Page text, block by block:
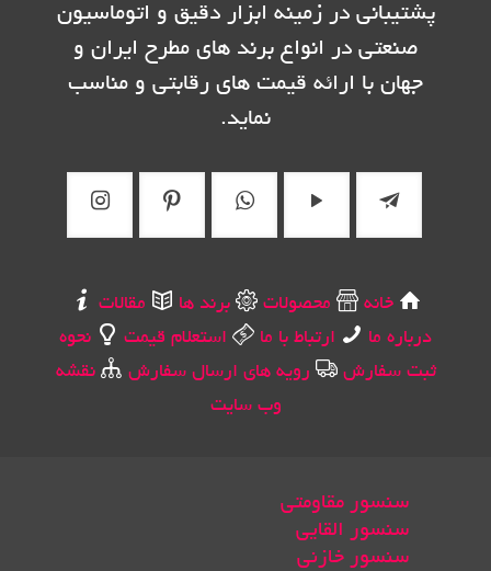
پشتیبانی در زمینه ابزار دقیق و اتوماسیون
صنعتی در انواع برند های مطرح ایران و
جهان با ارائه قیمت های رقابتی و مناسب
نماید.
خانه محصولات برند ها
مقالات
درباره ما
ارتباط با ما استعلام قیمت
نحوه
ثبت سفارش
رویه های ارسال سفارش
نقشه
وب سایت
سنسور مقاومتی
سنسور القایی
سنسور خازنی